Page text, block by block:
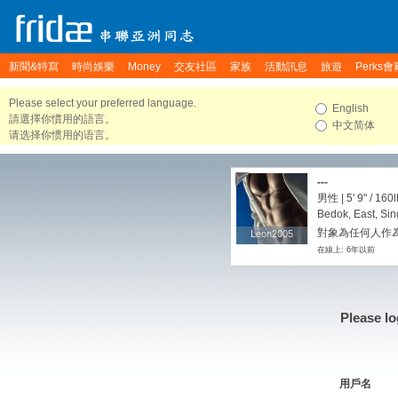
新聞&特寫 時尚娛樂 Money 交友社區 家族 活動訊息 旅遊 Perks會
Please select your preferred language.
請選擇你慣用的語言。
请选择你惯用的语言。
English
中文简体
Leon2005
Leon2005
---
男性 | 5' 9" /
Bedok, East,
對象為任何人作
在線上: 6年以前
Please
用戶名